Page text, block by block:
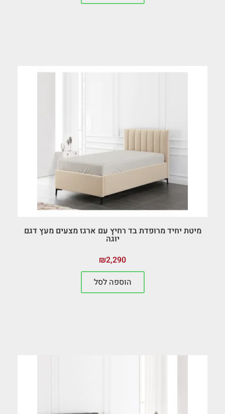
מיטת יחיד מרופדת בד רחיץ עם ארגז מצעים מעץ דגם
יוגה
₪2,290
הוספה לסל